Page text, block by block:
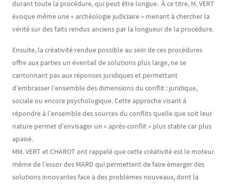
durant toute la procédure, qui peut être longue. À ce titre, M. VERT
évoque même une « archéologie judiciaire » menant à chercher la
vérité sur des faits rendus anciens par la longueur de la procédure.
Ensuite, la créativité rendue possible au sein de ces procédures
offre aux parties un éventail de solutions plus large, ne se
cantonnant pas aux réponses juridiques et permettant
d’embrasser l’ensemble des dimensions du conflit : juridique,
sociale ou encore psychologique. Cette approche visant à
répondre à l’ensemble des sources du conflits quelle que soit leur
nature permet d’envisager un « après-conflit » plus stable car plus
apaisé.
MM. VERT et CHAROT ont rappelé que cette créativité est le moteur
même de l’essor des MARD qui permettent de faire émerger des
solutions innovantes face à des problèmes nouveaux, dont la